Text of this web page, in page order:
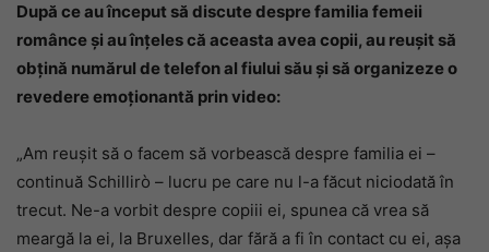
După ce au început să discute despre familia femeii
românce și au înțeles că aceasta avea copii, au reușit să
obțină numărul de telefon al fiului său și să organizeze o
revedere emoționantă prin video:
„Am reușit să o facem să vorbească despre familia ei –
continuă Schillirò – lucru pe care nu l-a făcut niciodată în
trecut. Ne-a vorbit despre copiii ei, spunea că vrea să
meargă la ei, la Bruxelles, dar fără a fi în contact cu ei, așa